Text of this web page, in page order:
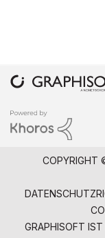
COPYRIGHT
GRAPHISOFT